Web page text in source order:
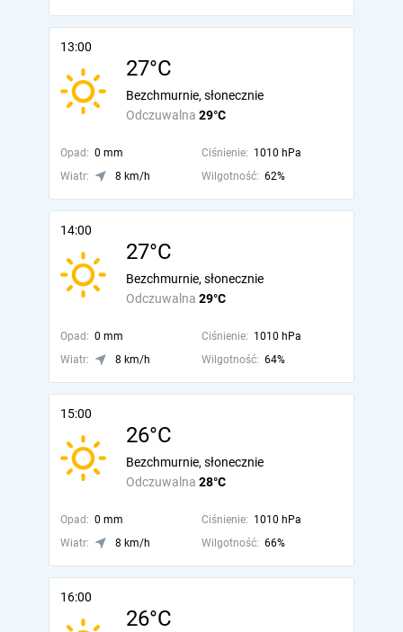
13:00
27°C
Odczuwalna 29°C
Bezchmurnie, słonecznie
Opad: 0 mm Ciśnienie: 1010 hPa
Wiatr:
8 km/h Wilgotność: 62%
14:00
27°C
Odczuwalna 29°C
Bezchmurnie, słonecznie
Opad: 0 mm Ciśnienie: 1010 hPa
Wiatr:
8 km/h Wilgotność: 64%
15:00
26°C
Odczuwalna 28°C
Bezchmurnie, słonecznie
Opad: 0 mm Ciśnienie: 1010 hPa
Wiatr:
8 km/h Wilgotność: 66%
16:00
26°C